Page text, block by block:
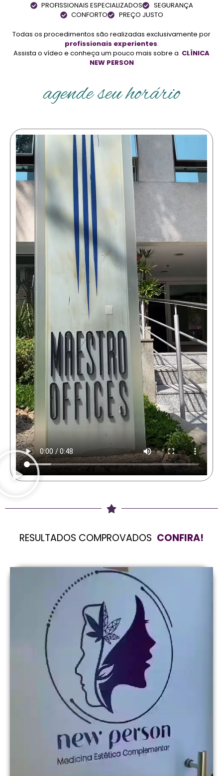
PROFISSIONAIS ESPECIALIZADOS
SEGURANÇA
CONFORTO
PREÇO JUSTO
Todas os procedimentos são realizadas exclusivamente por
profissionais experientes.
Assista o vídeo e conheça um pouco mais sobre a CLÍNICA
NEW PERSON
agende seu horário
RESULTADOS COMPROVADOS CONFIRA!